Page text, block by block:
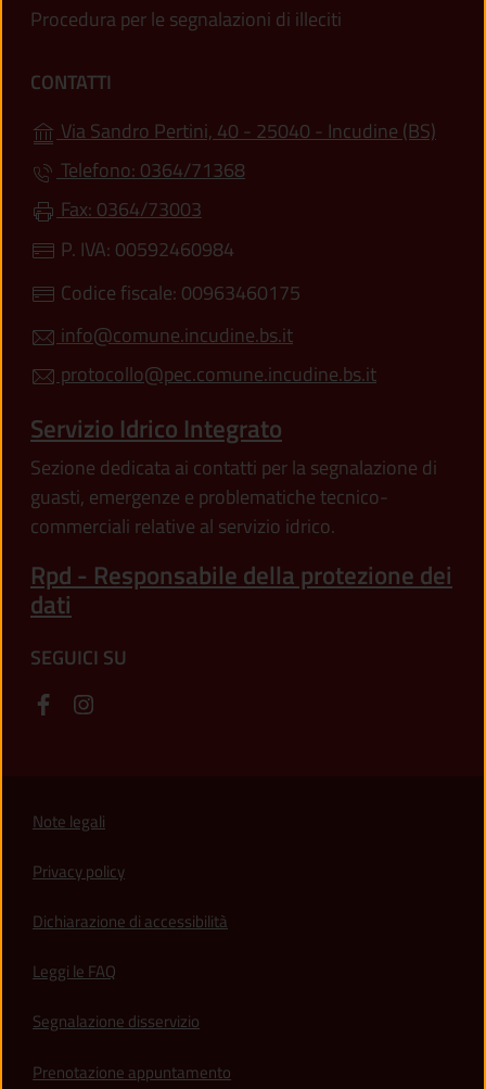
Procedura per le segnalazioni di illeciti
CONTATTI
Via Sandro Pertini, 40 - 25040 - Incudine (BS)
Telefono: 0364/71368
Fax: 0364/73003
P. IVA: 00592460984
Codice fiscale: 00963460175
info@comune.incudine.bs.it
protocollo@pec.comune.incudine.bs.it
Servizio Idrico Integrato
Sezione dedicata ai contatti per la segnalazione di
guasti, emergenze e problematiche tecnico-
commerciali relative al servizio idrico.
Rpd - Responsabile della protezione dei
dati
SEGUICI SU
Note legali
Privacy policy
Dichiarazione di accessibilità
Leggi le FAQ
Segnalazione disservizio
Prenotazione appuntamento